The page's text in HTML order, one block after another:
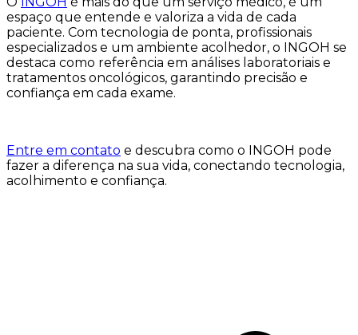
espaço que entende e valoriza a vida de cada
paciente. Com tecnologia de ponta, profissionais
especializados e um ambiente acolhedor, o INGOH se
destaca como referência em análises laboratoriais e
tratamentos oncológicos, garantindo precisão e
confiança em cada exame.
Entre em contato e descubra como o INGOH pode
fazer a diferença na sua vida, conectando tecnologia,
acolhimento e confiança.